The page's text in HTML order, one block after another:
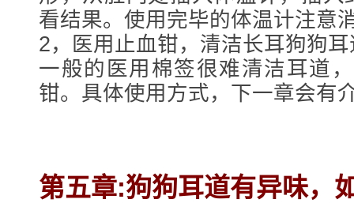
看结果。使用完毕的体温计注意
2，医用止血钳，清洁长耳狗狗
一般的医用棉签很难清洁耳道
钳。具体使用方式，下一章会有
第五章:狗狗耳道有异味，